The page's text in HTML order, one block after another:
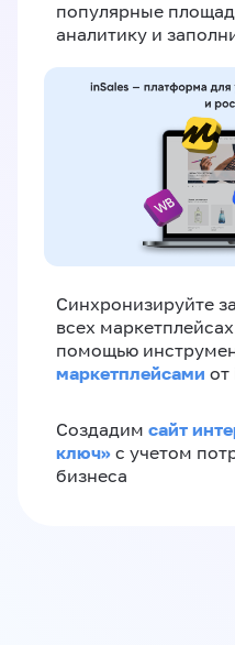
популярные
аналитику и
Синхронизируйте
всех
помощью
маркетплейсами от
Создадим сайт
ключ» с учетом
бизнеса